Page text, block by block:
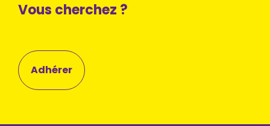
Vous cherchez ?
Adhérer